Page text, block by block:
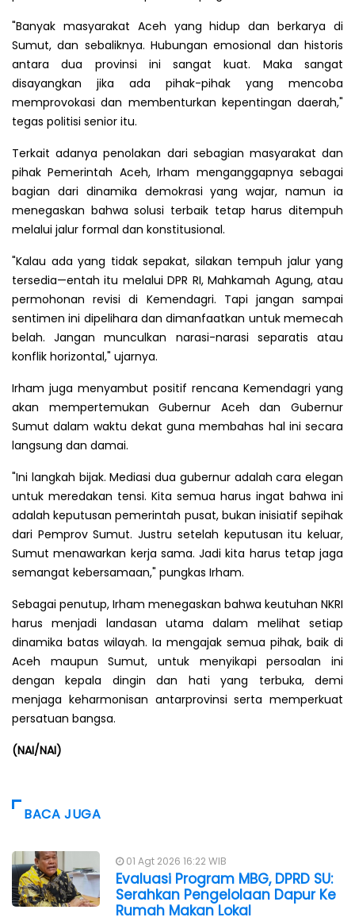
"Banyak masyarakat Aceh yang hidup dan berkarya di
Sumut, dan sebaliknya. Hubungan emosional dan historis
antara dua provinsi ini sangat kuat. Maka sangat
disayangkan jika ada pihak-pihak yang mencoba
memprovokasi dan membenturkan kepentingan daerah,"
tegas politisi senior itu.
Terkait adanya penolakan dari sebagian masyarakat dan
pihak Pemerintah Aceh, Irham menganggapnya sebagai
bagian dari dinamika demokrasi yang wajar, namun ia
menegaskan bahwa solusi terbaik tetap harus ditempuh
melalui jalur formal dan konstitusional.
"Kalau ada yang tidak sepakat, silakan tempuh jalur yang
tersedia—entah itu melalui DPR RI, Mahkamah Agung, atau
permohonan revisi di Kemendagri. Tapi jangan sampai
sentimen ini dipelihara dan dimanfaatkan untuk memecah
belah. Jangan munculkan narasi-narasi separatis atau
konflik horizontal," ujarnya.
Irham juga menyambut positif rencana Kemendagri yang
akan mempertemukan Gubernur Aceh dan Gubernur
Sumut dalam waktu dekat guna membahas hal ini secara
langsung dan damai.
"Ini langkah bijak. Mediasi dua gubernur adalah cara elegan
untuk meredakan tensi. Kita semua harus ingat bahwa ini
adalah keputusan pemerintah pusat, bukan inisiatif sepihak
dari Pemprov Sumut. Justru setelah keputusan itu keluar,
Sumut menawarkan kerja sama. Jadi kita harus tetap jaga
semangat kebersamaan," pungkas Irham.
Sebagai penutup, Irham menegaskan bahwa keutuhan NKRI
harus menjadi landasan utama dalam melihat setiap
dinamika batas wilayah. Ia mengajak semua pihak, baik di
Aceh maupun Sumut, untuk menyikapi persoalan ini
dengan kepala dingin dan hati yang terbuka, demi
menjaga keharmonisan antarprovinsi serta memperkuat
persatuan bangsa.
(NAI/NAI)
BACA JUGA
01 Agt 2026 16:22 WIB
Evaluasi Program MBG, DPRD SU:
Serahkan Pengelolaan Dapur Ke
Rumah Makan Lokal